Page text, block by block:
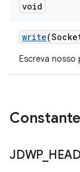
void
write
Escreva nosso
JDWP_